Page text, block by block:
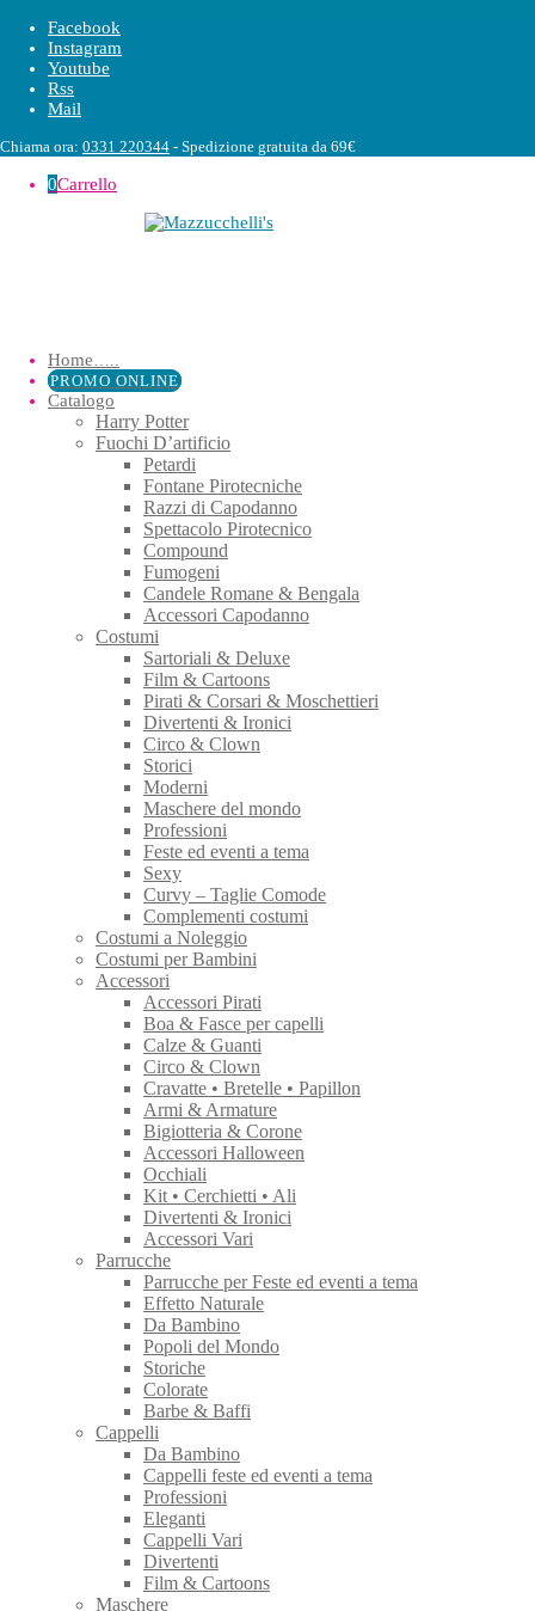
Facebook
Instagram
Youtube
Rss
Mail
Chiama ora: 0331 220344 - Spedizione gratuita da 69€
0Carrello
Home…..
PROMO ONLINE
Catalogo
Harry Potter
Fuochi D’artificio
Petardi
Fontane Pirotecniche
Razzi di Capodanno
Spettacolo Pirotecnico
Compound
Fumogeni
Candele Romane & Bengala
Accessori Capodanno
Costumi
Sartoriali & Deluxe
Film & Cartoons
Pirati & Corsari & Moschettieri
Divertenti & Ironici
Circo & Clown
Storici
Moderni
Maschere del mondo
Professioni
Feste ed eventi a tema
Sexy
Curvy – Taglie Comode
Complementi costumi
Costumi a Noleggio
Costumi per Bambini
Accessori
Accessori Pirati
Boa & Fasce per capelli
Calze & Guanti
Circo & Clown
Cravatte • Bretelle • Papillon
Armi & Armature
Bigiotteria & Corone
Accessori Halloween
Occhiali
Kit • Cerchietti • Ali
Divertenti & Ironici
Accessori Vari
Parrucche
Parrucche per Feste ed eventi a tema
Effetto Naturale
Da Bambino
Popoli del Mondo
Storiche
Colorate
Barbe & Baffi
Cappelli
Da Bambino
Cappelli feste ed eventi a tema
Professioni
Eleganti
Cappelli Vari
Divertenti
Film & Cartoons
Maschere